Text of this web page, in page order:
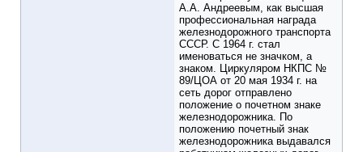
А.А. Андреевым, как высшая
профессиональная награда
железнодорожного транспорта
СССР. С 1964 г. стал
именоваться не значком, а
знаком. Циркуляром НКПС №
89/ЦОА от 20 мая 1934 г. на
сеть дорог отправлено
положение о почетном знаке
железнодорожника. По
положению почетный знак
железнодорожника выдавался